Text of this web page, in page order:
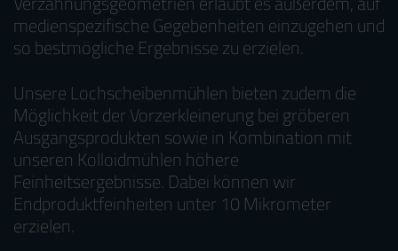
medienspezifische Gegebenheiten einzugehen und
so bestmögliche Ergebnisse zu erzielen.
Unsere Lochscheibenmühlen bieten zudem die
Möglichkeit der Vorzerkleinerung bei gröberen
Ausgangsprodukten sowie in Kombination mit
unseren Kolloidmühlen höhere
Feinheitsergebnisse. Dabei können wir
Endproduktfeinheiten unter 10 Mikrometer
erzielen.